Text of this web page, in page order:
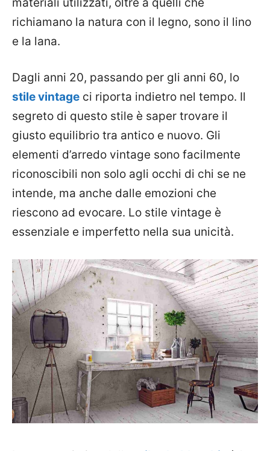
richiamano la natura con il legno, sono il lino
e la lana.
Dagli anni 20, passando per gli anni 60, lo
stile vintage ci riporta indietro nel tempo. Il
segreto di questo stile è saper trovare il
giusto equilibrio tra antico e nuovo. Gli
elementi d’arredo vintage sono facilmente
riconoscibili non solo agli occhi di chi se ne
intende, ma anche dalle emozioni che
riescono ad evocare. Lo stile vintage è
essenziale e imperfetto nella sua unicità.